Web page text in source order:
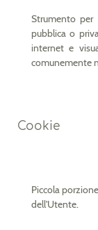
Strumento
pubblica o
internet e
comunemente
Cookie
Piccola
dell'Utente.